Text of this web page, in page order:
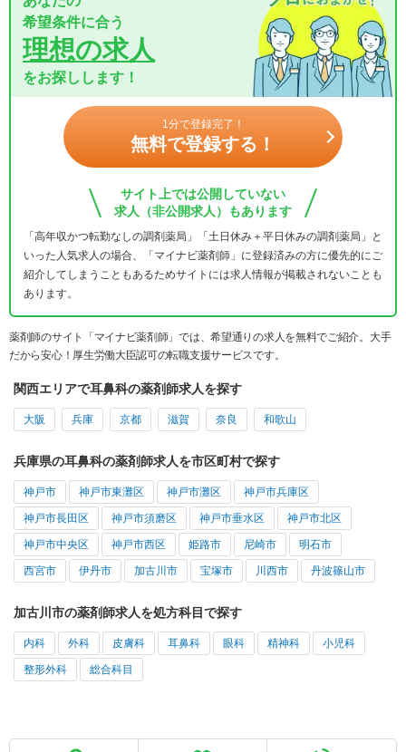
希望条件に合う
理想の求人
をお探しします！
1分で登録完了！
無料で登録する！
サイト上では公開していない
求人（非公開求人）もあります
「高年収かつ転勤なしの調剤薬局」「土日休み＋平日休みの調剤薬局」と
いった人気求人の場合、「マイナビ薬剤師」に登録済みの方に優先的にご
紹介してしまうこともあるためサイトには求人情報が掲載されないことも
あります。
薬剤師のサイト「マイナビ薬剤師」では、希望通りの求人を無料でご紹介。大手
だから安心！厚生労働大臣認可の転職支援サービスです。
関西エリアで耳鼻科の薬剤師求人を探す
大阪 兵庫 京都 滋賀 奈良 和歌山
兵庫県の耳鼻科の薬剤師求人を市区町村で探す
神戸市 神戸市東灘区 神戸市灘区 神戸市兵庫区
神戸市長田区 神戸市須磨区 神戸市垂水区 神戸市北区
神戸市中央区 神戸市西区 姫路市 尼崎市 明石市
西宮市 伊丹市 加古川市 宝塚市 川西市 丹波篠山市
加古川市の薬剤師求人を処方科目で探す
内科 外科 皮膚科 耳鼻科 眼科 精神科 小児科
整形外科 総合科目